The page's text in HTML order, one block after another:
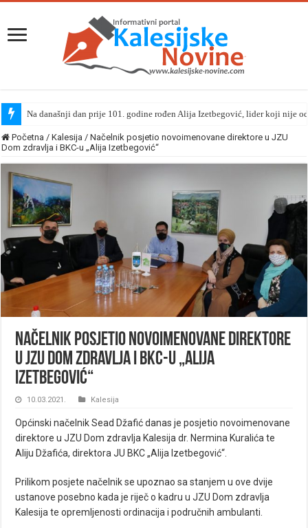
Na današnji dan prije 101. godine rođen Alija Izetbegović, lider koji nije
Početna / Kalesija / Načelnik posjetio novoimenovane direktore u JZU
Dom zdravlja i BKC-u „Alija Izetbegović“
Načelnik posjetio novoimenovane direktore
u JZU Dom zdravlja i BKC-u „Alija
Izetbegović“
10.03.2021. Kalesija
Općinski načelnik Sead Džafić danas je posjetio novoimenovane
direktore u JZU Dom zdravlja Kalesija dr. Nermina Kuralića te
Aliju Džafića, direktora JU BKC „Alija Izetbegović“.
Prilikom posjete načelnik se upoznao sa stanjem u ove dvije
ustanove posebno kada je riječ o kadru u JZU Dom zdravlja
Kalesija te opremljenosti ordinacija i područnih ambulanti.